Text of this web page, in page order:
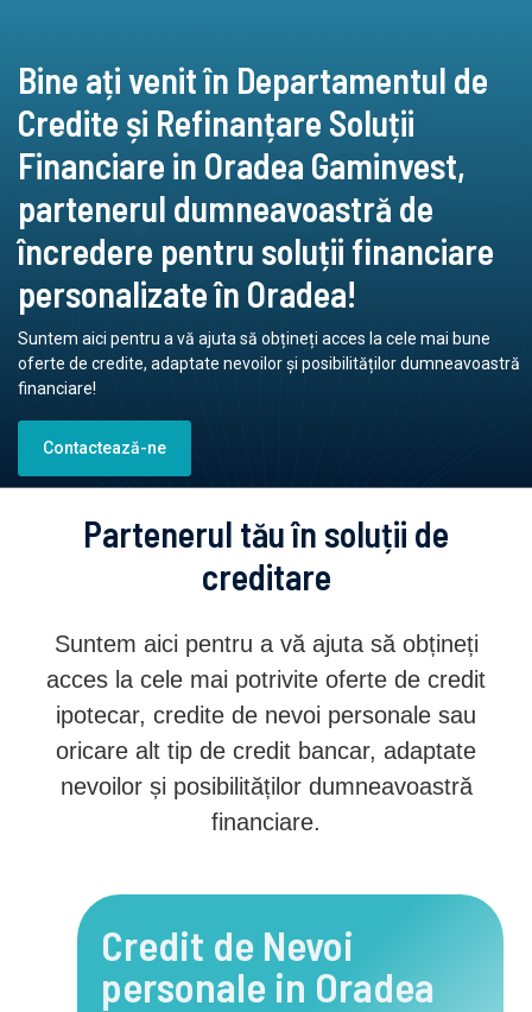
Bine ați venit în Departamentul de
Credite și Refinanțare Soluții
Financiare in Oradea Gaminvest,
partenerul dumneavoastră de
încredere pentru soluții financiare
personalizate în Oradea!
Suntem aici pentru a vă ajuta să obțineți acces la cele mai bune
oferte de credite, adaptate nevoilor și posibilităților dumneavoastră
financiare!
Contactează-ne
Partenerul tău în soluții de
creditare
Suntem aici pentru a vă ajuta să obțineți
acces la cele mai potrivite oferte de credit
ipotecar, credite de nevoi personale sau
oricare alt tip de credit bancar, adaptate
nevoilor și posibilităților dumneavoastră
financiare.
Credit de Nevoi
personale in Oradea